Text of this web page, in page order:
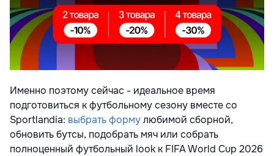
Именно поэтому сейчас - идеальное время
подготовиться к футбольному сезону вместе со
Sportlandia: выбрать формулюбимой сборной,
обновить бутсы, подобрать мяч или собрать
полноценный футбольный look к FIFA World Cup 2026